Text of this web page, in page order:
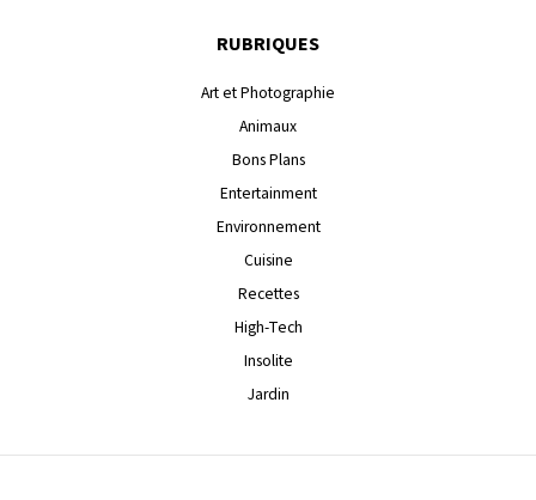
RUBRIQUES
Art et Photographie
Animaux
Bons Plans
Entertainment
Environnement
Cuisine
Recettes
High-Tech
Insolite
Jardin